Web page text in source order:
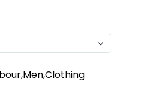
,Men,Clothing